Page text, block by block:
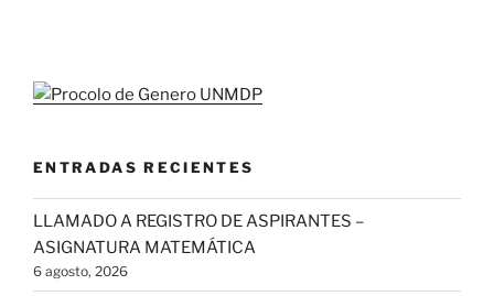
ENTRADAS RECIENTES
LLAMADO A REGISTRO DE ASPIRANTES –
ASIGNATURA MATEMÁTICA
6 agosto, 2026